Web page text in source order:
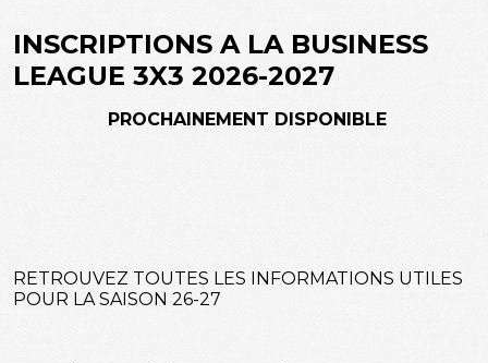
INSCRIPTIONS A LA BUSINESS
LEAGUE 3X3 2026-2027
PROCHAINEMENT DISPONIBLE
RETROUVEZ TOUTES LES INFORMATIONS UTILES
POUR LA SAISON 26-27